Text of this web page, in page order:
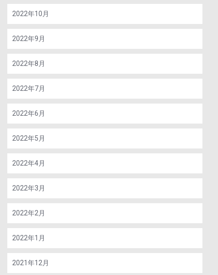
2022年10月
2022年9月
2022年8月
2022年7月
2022年6月
2022年5月
2022年4月
2022年3月
2022年2月
2022年1月
2021年12月